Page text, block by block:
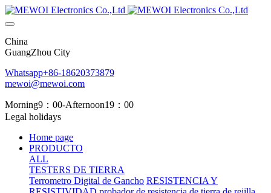
China
GuangZhou City
Whatsapp+86-18620373879
mewoi@mewoi.com
Morning9：00-Afternoon19：00
Legal holidays
Home page
PRODUCTO
ALL
TESTERS DE TIERRA
Terrometro Digital de Gancho RESISTENCIA Y